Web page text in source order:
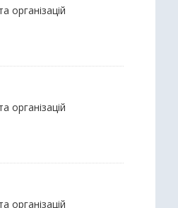
організацій
організацій
організацій